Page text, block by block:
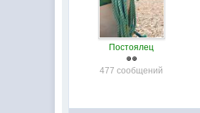
Постоялец
477 сообщений